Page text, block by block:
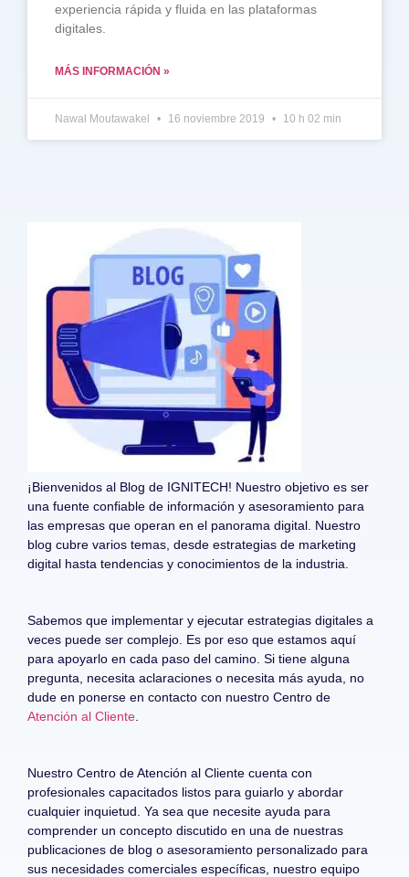
experiencia rápida y fluida en las plataformas
digitales.
MÁS INFORMACIÓN »
Nawal Moutawakel 16 noviembre 2019 10 h 02 min
¡Bienvenidos al Blog de IGNITECH! Nuestro objetivo es ser
una fuente confiable de información y asesoramiento para
las empresas que operan en el panorama digital. Nuestro
blog cubre varios temas, desde estrategias de marketing
digital hasta tendencias y conocimientos de la industria.
Sabemos que implementar y ejecutar estrategias digitales a
veces puede ser complejo. Es por eso que estamos aquí
para apoyarlo en cada paso del camino. Si tiene alguna
pregunta, necesita aclaraciones o necesita más ayuda, no
dude en ponerse en contacto con nuestro Centro de
Atención al Cliente
Nuestro Centro de Atención al Cliente cuenta con
profesionales capacitados listos para guiarlo y abordar
cualquier inquietud. Ya sea que necesite ayuda para
comprender un concepto discutido en una de nuestras
publicaciones de blog o asesoramiento personalizado para
sus necesidades comerciales específicas, nuestro equipo